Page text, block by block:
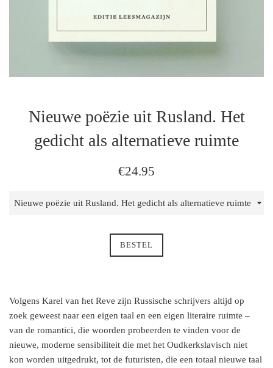
Nieuwe poëzie uit Rusland. Het
gedicht als alternatieve ruimte
regulaire
€24.95
BESTEL
Volgens Karel van het Reve zijn Russische schrijvers altijd op
zoek geweest naar een eigen taal en een eigen literaire ruimte –
van de romantici, die woorden probeerden te vinden voor de
nieuwe, moderne sensibiliteit die met het Oudkerkslavisch niet
kon worden uitgedrukt, tot de futuristen, die een totaal nieuwe taal